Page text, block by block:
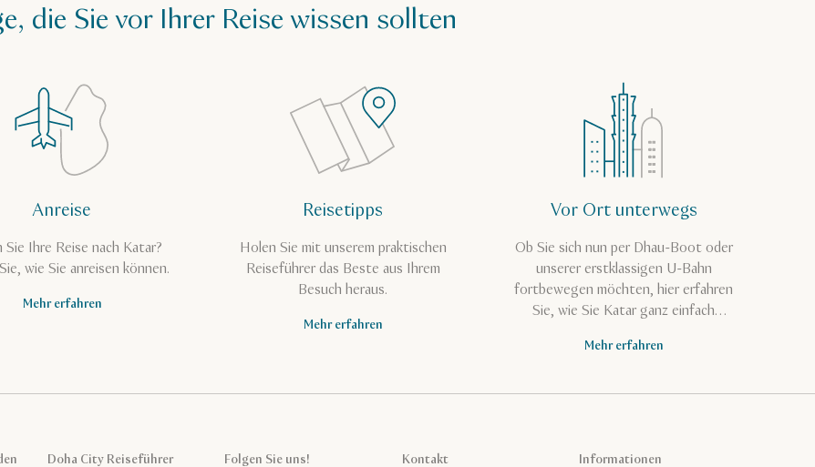
die Sie vor Ihrer Reise wissen sollten
Anreise
Sie Ihre Reise nach Katar?
wie Sie anreisen können.
Mehr erfahren
Reisetipps
Holen Sie mit unserem praktischen
Reiseführer das Beste aus Ihrem
Besuch heraus.
Mehr erfahren
Vor Ort unterwegs
Ob Sie sich nun per Dhau-Boot oder
unserer erstklassigen U-Bahn
fortbewegen möchten, hier erfahren
Sie, wie Sie Katar ganz einfach
Mehr erfahren
Doha City Reiseführer Folgen Sie uns! Kontakt Informationen